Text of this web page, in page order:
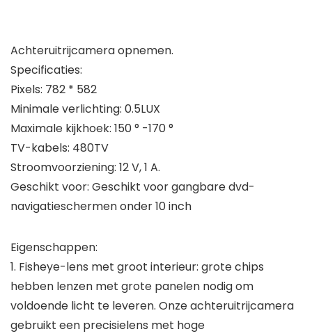
Achteruitrijcamera opnemen.
Specificaties:
Pixels: 782 * 582
Minimale verlichting: 0.5LUX
Maximale kijkhoek: 150 ° -170 °
TV-kabels: 480TV
Stroomvoorziening: 12 V, 1 A.
Geschikt voor: Geschikt voor gangbare dvd-
navigatieschermen onder 10 inch
Eigenschappen:
1. Fisheye-lens met groot interieur: grote chips
hebben lenzen met grote panelen nodig om
voldoende licht te leveren. Onze achteruitrijcamera
gebruikt een precisielens met hoge